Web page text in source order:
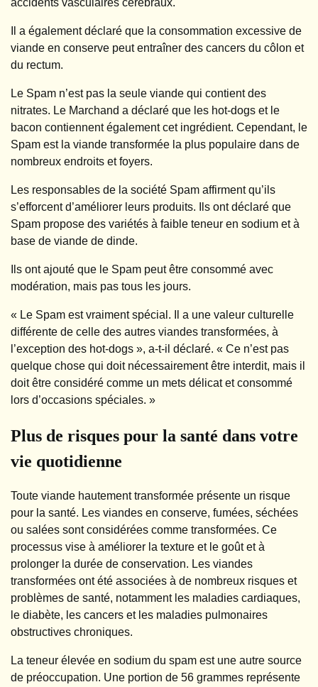
Il a également déclaré que la consommation excessive de
viande en conserve peut entraîner des cancers du côlon et
du rectum.
Le Spam n’est pas la seule viande qui contient des
nitrates. Le Marchand a déclaré que les hot-dogs et le
bacon contiennent également cet ingrédient. Cependant, le
Spam est la viande transformée la plus populaire dans de
nombreux endroits et foyers.
Les responsables de la société Spam affirment qu’ils
s’efforcent d’améliorer leurs produits. Ils ont déclaré que
Spam propose des variétés à faible teneur en sodium et à
base de viande de dinde.
Ils ont ajouté que le Spam peut être consommé avec
modération, mais pas tous les jours.
« Le Spam est vraiment spécial. Il a une valeur culturelle
différente de celle des autres viandes transformées, à
l’exception des hot-dogs », a-t-il déclaré. « Ce n’est pas
quelque chose qui doit nécessairement être interdit, mais il
doit être considéré comme un mets délicat et consommé
lors d’occasions spéciales. »
Plus de risques pour la santé dans votre
vie quotidienne
Toute viande hautement transformée présente un risque
pour la santé. Les viandes en conserve, fumées, séchées
ou salées sont considérées comme transformées. Ce
processus vise à améliorer la texture et le goût et à
prolonger la durée de conservation. Les viandes
transformées ont été associées à de nombreux risques et
problèmes de santé, notamment les maladies cardiaques,
le diabète, les cancers et les maladies pulmonaires
obstructives chroniques.
La teneur élevée en sodium du spam est une autre source
de préoccupation. Une portion de 56 grammes représente